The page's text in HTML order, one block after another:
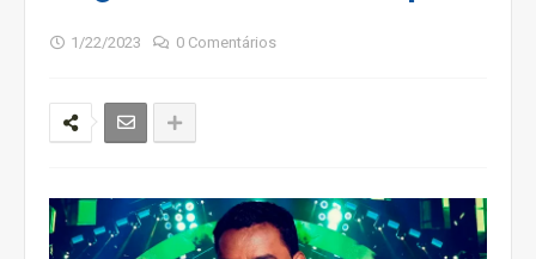
1/22/2023 0 Comentários